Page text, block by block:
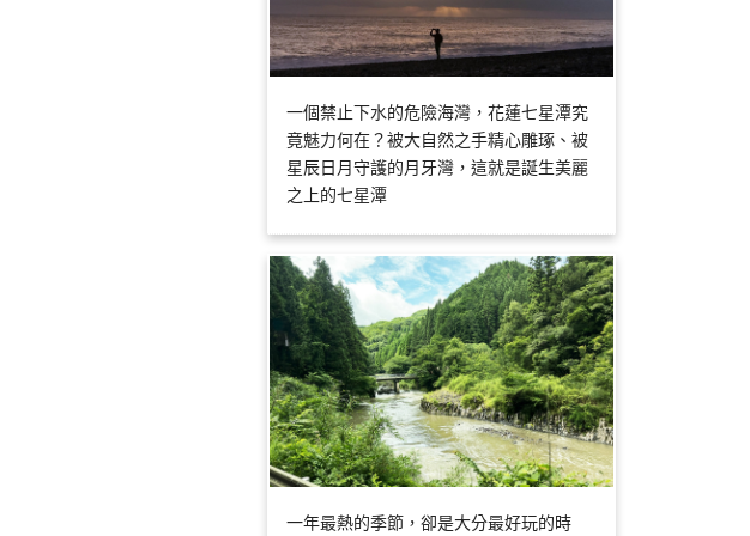
一個禁止下水的危險海灣，花蓮七星潭究
竟魅力何在？被大自然之手精心雕琢、被
星辰日月守護的月牙灣，這就是誕生美麗
之上的七星潭
一年最熱的季節，卻是大分最好玩的時